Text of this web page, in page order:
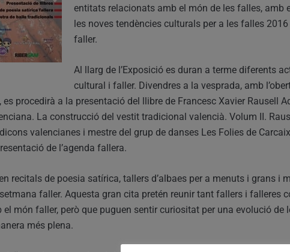
entitats relacionats amb el món de les falles, amb
les noves tendències culturals per a les falles
faller.
Al llarg de l’Exposició es duran a terme diferents
cultural i faller. Divendres a la vesprada, amb
es procedirà a la presentació del llibre de Francesc Xavier Rausell
La construcció del vestit tradicional valencià. Volum II.
valencianes i mestre del grup de danses Les Folies de
de l’agenda fallera.
recitals de poesia satírica, tallers d’albaes per a menuts i grans i
faller. Aquesta gran cita pretén reunir tant fallers i falleres
món faller, però que puguen sentir curiositat per una evolució de
més plena.